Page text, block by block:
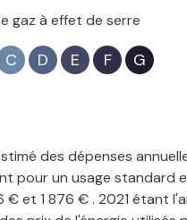
gaz à effet de serre
C D E F G
des dépenses
pour un usage standard
€ et 1 876 € . 2021 étant